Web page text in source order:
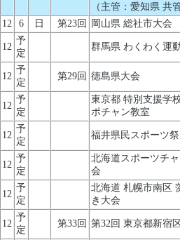
（主管：愛知県 共
12 6 日 第23回 岡山県 総社市大会
12
予
定
群馬県 わくわく運
12
予
定
第29回 徳島県大会
12
予
定
東京都 特別支援学
ポチャン教室
12
予
定
福井県民スポーツ
12
予
定
北海道スポーツチ
会
12
予
定
北海道 札幌市南区
き大会
12
予
定
第33回 第32回 東京都新宿